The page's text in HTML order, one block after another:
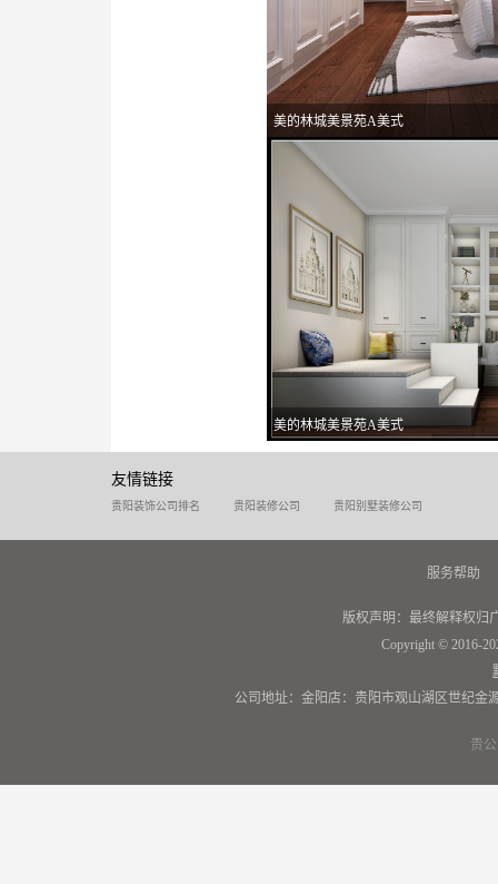
美的林城美景苑A美式
美的林城美景苑A美式
友情链接
贵阳装饰公司排名 贵阳装修公司 贵阳别墅装修公司
服务帮助
版权声明：最终解释权归
Copyright © 2016-
公司地址：金阳店：贵阳市观山湖区世纪金
贵